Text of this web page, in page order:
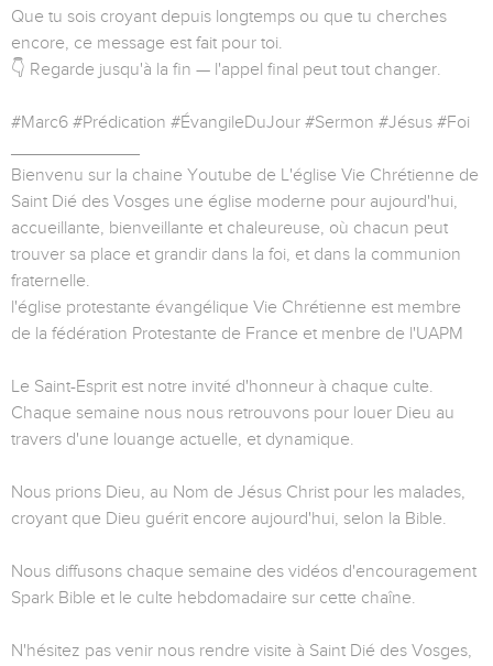
Que tu sois croyant depuis longtemps ou que tu cherches
encore, ce message est fait pour toi.
👇 Regarde jusqu'à la fin — l'appel final peut tout changer.
#Marc6 #Prédication #ÉvangileDuJour #Sermon #Jésus #Foi
Bienvenu sur la chaine Youtube de L'église Vie Chrétienne de
Saint Dié des Vosges une église moderne pour aujourd'hui,
accueillante, bienveillante et chaleureuse, où chacun peut
trouver sa place et grandir dans la foi, et dans la communion
fraternelle.
l'église protestante évangélique Vie Chrétienne est membre
de la fédération Protestante de France et menbre de l'UAPM
Le Saint-Esprit est notre invité d'honneur à chaque culte.
Chaque semaine nous nous retrouvons pour louer Dieu au
travers d'une louange actuelle, et dynamique.
Nous prions Dieu, au Nom de Jésus Christ pour les malades,
croyant que Dieu guérit encore aujourd'hui, selon la Bible.
Nous diffusons chaque semaine des vidéos d'encouragement
Spark Bible et le culte hebdomadaire sur cette chaîne.
N'hésitez pas venir nous rendre visite à Saint Dié des Vosges,